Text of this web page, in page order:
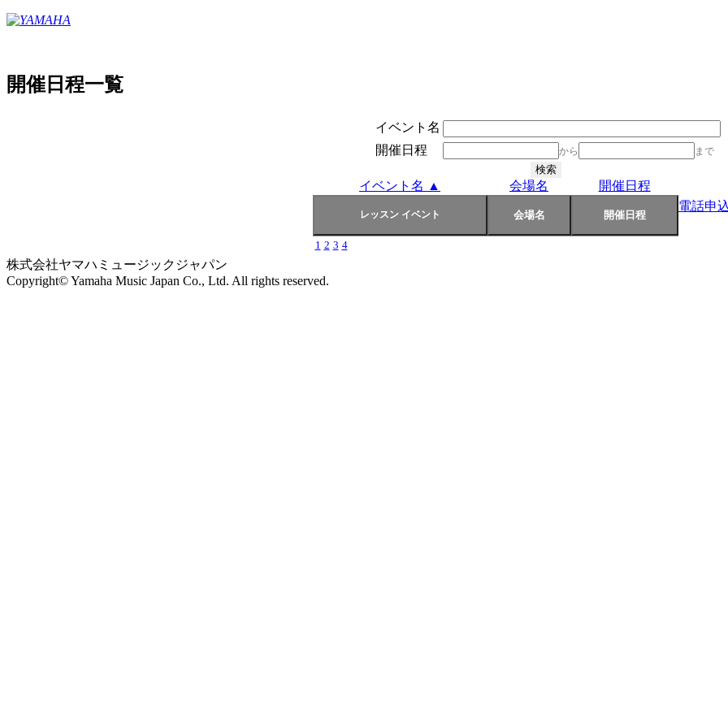
開催日程一覧
イベント名
開催日程
から まで
イベント名 ▲ 会場名
開催日程
電話申
1 2 3 4
株式会社ヤマハミュージックジャパン
Copyright© Yamaha Music Japan Co., Ltd. All rights reserved.